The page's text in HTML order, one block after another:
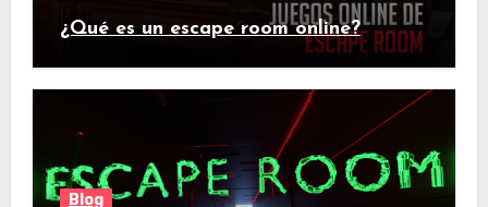
¿Qué es un escape room online?
Blog